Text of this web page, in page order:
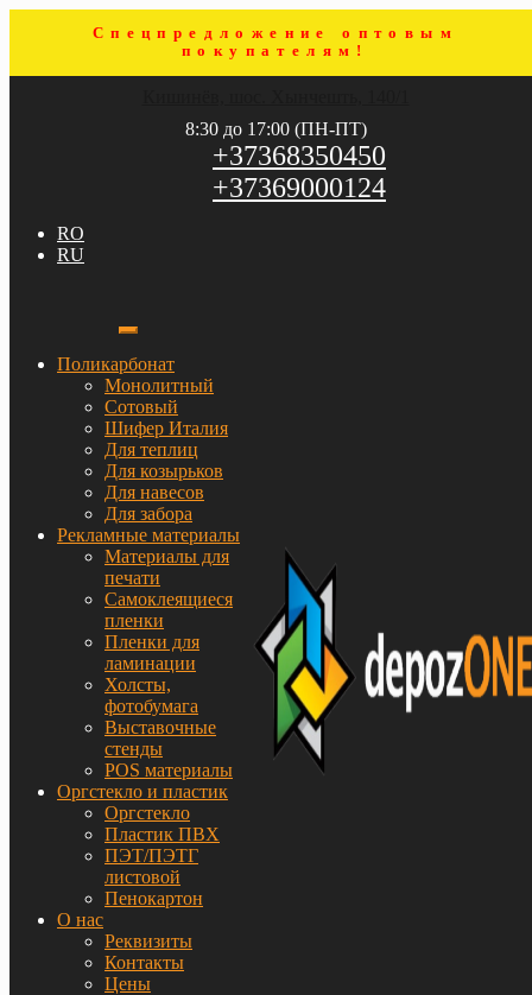
Спецпредложение оптовым
покупателям!
8:30 до 17:00 (ПН-ПТ)
+37368350450
+37369000124
RO
RU
Поликарбонат
Монолитный
Сотовый
Шифер Италия
Для теплиц
Для козырьков
Для навесов
Для забора
Рекламные материалы
Материалы для
печати
Самоклеящиеся
пленки
Пленки для
ламинации
Холсты,
фотобумага
Выставочные
стенды
POS материалы
Оргстекло и пластик
Оргстекло
Пластик ПВХ
ПЭТ/ПЭТГ
листовой
Пенокартон
О нас
Реквизиты
Контакты
Цены